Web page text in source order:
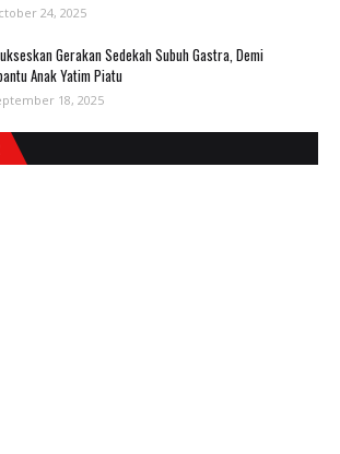
24, 2025
Gerakan Sedekah Subuh Gastra, Demi
Anak Yatim Piatu
18, 2025